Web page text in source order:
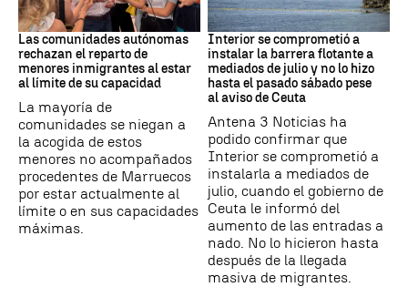
Crisis Migratoria
Las comunidades autónomas
rechazan el reparto de
menores inmigrantes al estar
al límite de su capacidad
La mayoría de
comunidades se niegan a
la acogida de estos
menores no acompañados
procedentes de Marruecos
por estar actualmente al
límite o en sus capacidades
máximas.
CRISIS MIGRATORIA
Interior se comprometió a
instalar la barrera flotante a
mediados de julio y no lo hizo
hasta el pasado sábado pese
al aviso de Ceuta
Antena 3 Noticias ha
podido confirmar que
Interior se comprometió a
instalarla a mediados de
julio, cuando el gobierno de
Ceuta le informó del
aumento de las entradas a
nado. No lo hicieron hasta
después de la llegada
masiva de migrantes.